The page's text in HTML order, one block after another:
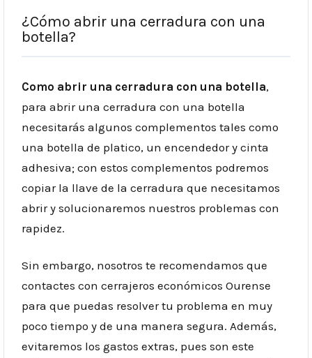
¿Cómo abrir una cerradura con una
botella?
Como abrir una cerradura con una botella,
para abrir una cerradura con una botella
necesitarás algunos complementos tales como
una botella de platico, un encendedor y cinta
adhesiva; con estos complementos podremos
copiar la llave de la cerradura que necesitamos
abrir y solucionaremos nuestros problemas con
rapidez.
Sin embargo, nosotros te recomendamos que
contactes con cerrajeros económicos Ourense
para que puedas resolver tu problema en muy
poco tiempo y de una manera segura. Además,
evitaremos los gastos extras, pues son este